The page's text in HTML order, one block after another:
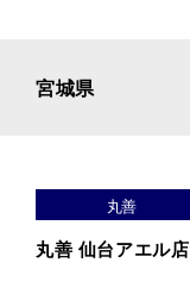
宮城県
丸善
丸善 仙台アエル店